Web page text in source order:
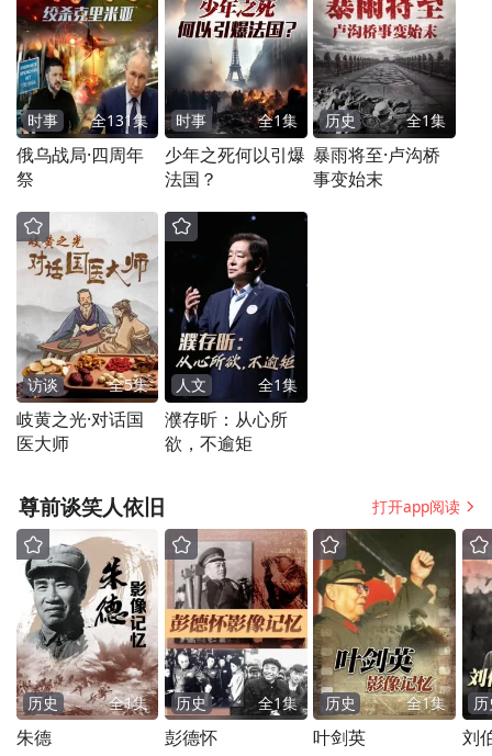
时事 全131集
俄乌战局·四周年
祭
时事 全1集
少年之死何以引爆
法国？
历史 全1集
暴雨将至·卢沟桥
事变始末
访谈 全5集
岐黄之光·对话国
医大师
人文 全1集
濮存昕：从心所
欲，不逾矩
尊前谈笑人依旧 打开app阅读
历史 全1集
朱德
历史 全1集
彭德怀
历史 全1集
叶剑英 刘